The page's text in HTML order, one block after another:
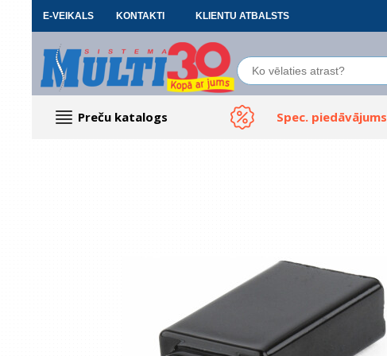
E-VEIKALS KONTAKTI KLIENTU ATBALSTS
Preču katalogs Spec. piedāvājums